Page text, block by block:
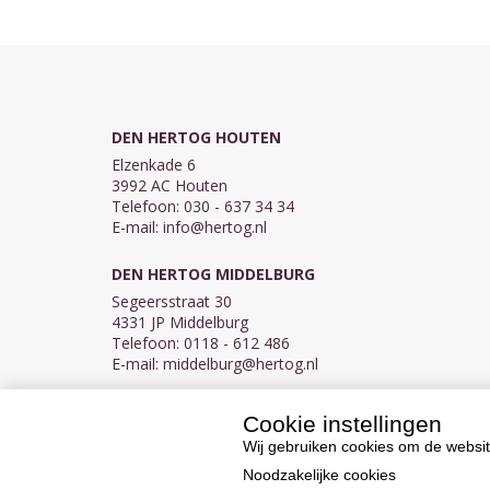
DEN HERTOG HOUTEN
Elzenkade 6
3992 AC Houten
Telefoon: 030 - 637 34 34
E-mail: info@hertog.nl
DEN HERTOG MIDDELBURG
Segeersstraat 30
4331 JP Middelburg
Telefoon: 0118 - 612 486
E-mail: middelburg@hertog.nl
BTW NL007450242B03
Cookie instellingen
Wij gebruiken cookies om de
Noodzakelijke cookies